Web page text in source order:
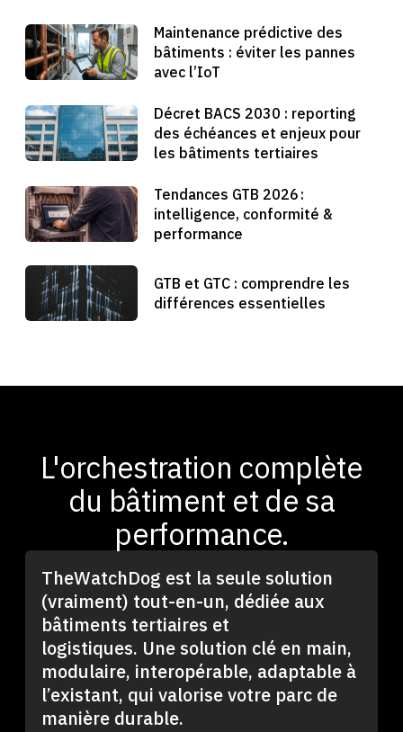
Maintenance prédictive des
bâtiments : éviter les pannes
avec l’IoT
Décret BACS 2030 : reporting
des échéances et enjeux pour
les bâtiments tertiaires
Tendances GTB 2026 :
intelligence, conformité &
performance
GTB et GTC : comprendre les
différences essentielles
L'orchestration complète
du bâtiment et de sa
performance.
TheWatchDog est la seule solution
(vraiment) tout-en-un, dédiée aux
bâtiments tertiaires et
logistiques. Une solution clé en main,
modulaire, interopérable, adaptable à
l’existant, qui valorise votre parc de
manière durable.